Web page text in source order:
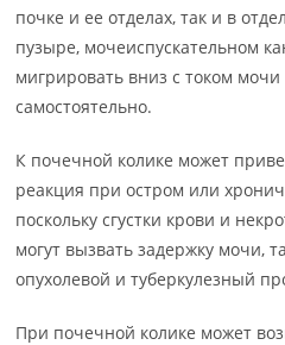
почке и ее отделах, так и в
пузыре, мочеиспускательном
мигрировать вниз с током
самостоятельно.
К почечной колике может
реакция при остром или
поскольку сгустки крови и
могут вызвать задержку мочи,
опухолевой и туберкулезный
При почечной колике может